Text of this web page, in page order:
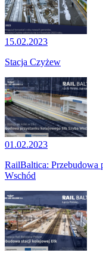
15.02.2023
Stacja Czyżew
01.02.2023
RailBaltica: Przebudowa
Wschód